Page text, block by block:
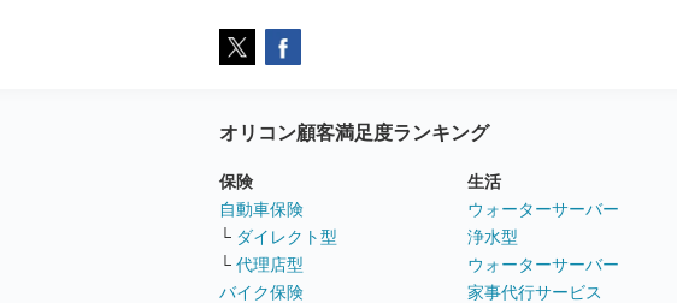
オリコン顧客満足度ランキング
保険
自動車保険
└ ダイレクト型
└ 代理店型
バイク保険
生活
ウォーターサーバー
浄水型
ウォーターサーバー
家事代行サービス